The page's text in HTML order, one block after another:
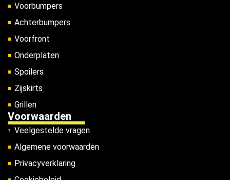
Voorbumpers
Achterbumpers
Voorfront
Onderplaten
Spoilers
Zijskirts
Grillen
Voorwaarden
Veelgestelde vragen
Algemene voorwaarden
Privacyverklaring